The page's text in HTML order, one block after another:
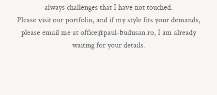
always challenges that I have not touched.
Please visitour portfolio, and if my style fits your demands,
please email me at office@paul-budusan.ro, I am already
waiting for your details.